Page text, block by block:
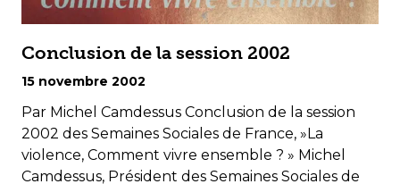
Conclusion de la session 2002
15 novembre 2002
Par Michel Camdessus Conclusion de la session
2002 des Semaines Sociales de France, »La
violence, Comment vivre ensemble ? » Michel
Camdessus, Président des Semaines Sociales de